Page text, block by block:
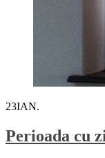
23IAN.
Perioada cu